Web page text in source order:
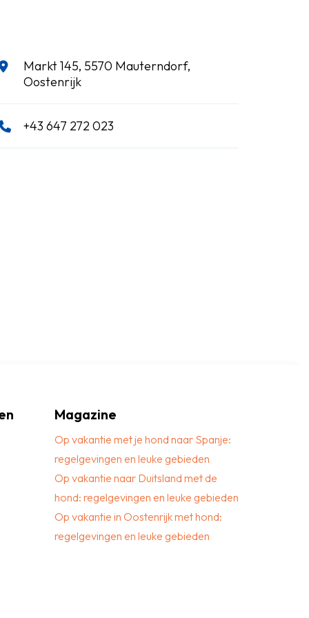
Markt 145, 5570 Mauterndorf,
Oostenrijk
+43 647 272 023
Magazine
Op vakantie met je hond naar Spanje:
regelgevingen en leuke gebieden
Op vakantie naar Duitsland met de
hond: regelgevingen en leuke gebieden
Op vakantie in Oostenrijk met hond:
regelgevingen en leuke gebieden